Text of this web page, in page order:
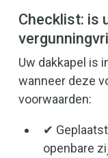
Checklist: is
Uw dakkapel is
wanneer deze
voorwaarden:
✔
openbare